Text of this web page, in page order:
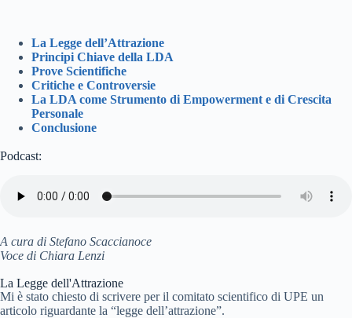
La Legge dell’Attrazione
Principi Chiave della LDA
Prove Scientifiche
Critiche e Controversie
La LDA come Strumento di Empowerment e di Crescita
Personale
Conclusione
Podcast:
A cura di Stefano Scaccianoce
Voce di Chiara Lenzi
La Legge dell'Attrazione
Mi è stato chiesto di scrivere per il comitato scientifico di UPE un
articolo riguardante la “legge dell’attrazione”.